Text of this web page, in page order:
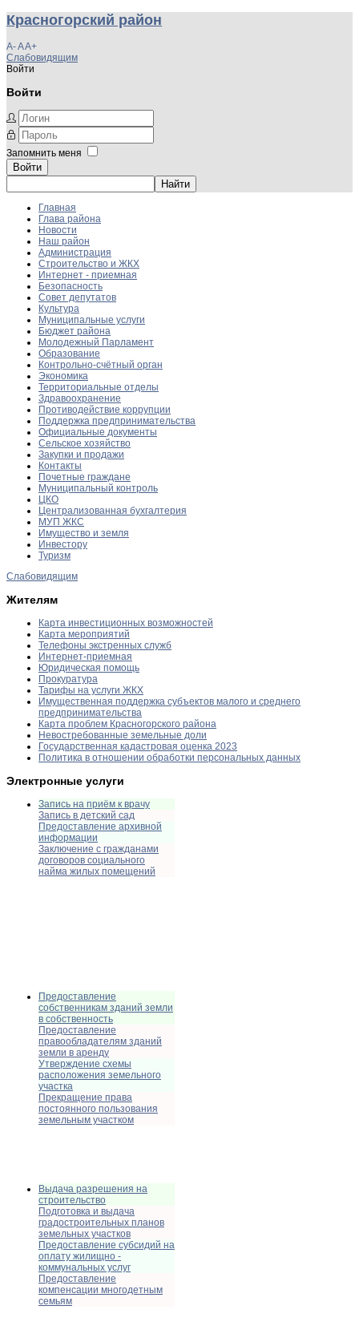
Красногорский район
A-AA+
Слабовидящим
Войти
Войти
Запомнить меня
Войти
Главная
Глава района
Новости
Наш район
Администрация
Строительство и ЖКХ
Интернет - приемная
Безопасность
Совет депутатов
Культура
Муниципальные услуги
Бюджет района
Молодежный Парламент
Образование
Контрольно-счётный орган
Экономика
Территориальные отделы
Здравоохранение
Противодействие коррупции
Поддержка предпринимательства
Официальные документы
Сельское хозяйство
Закупки и продажи
Контакты
Почетные граждане
Муниципальный контроль
ЦКО
Централизованная бухгалтерия
МУП ЖКС
Имущество и земля
Инвестору
Туризм
Слабовидящим
Жителям
Карта инвестиционных возможностей
Карта мероприятий
Телефоны экстренных служб
Интернет-приемная
Юридическая помощь
Прокуратура
Тарифы на услуги ЖКХ
Имущественная поддержка субъектов малого и среднего
предпринимательства
Карта проблем Красногорского района
Невостребованные земельные доли
Государственная кадастровая оценка 2023
Политика в отношении обработки персональных данных
Электронные услуги
Запись на приём к врачу
Запись в детский сад
Предоставление архивной
информации
Заключение с гражданами
договоров социального
найма жилых помещений
Предоставление
собственникам зданий земли
в собственность
Предоставление
правообладателям зданий
земли в аренду
Утверждение схемы
расположения земельного
участка
Прекращение права
постоянного пользования
земельным участком
Выдача разрешения на
строительство
Подготовка и выдача
градостроительных планов
земельных участков
Предоставление субсидий на
оплату жилищно -
коммунальных услуг
Предоставление
компенсации многодетным
семьям